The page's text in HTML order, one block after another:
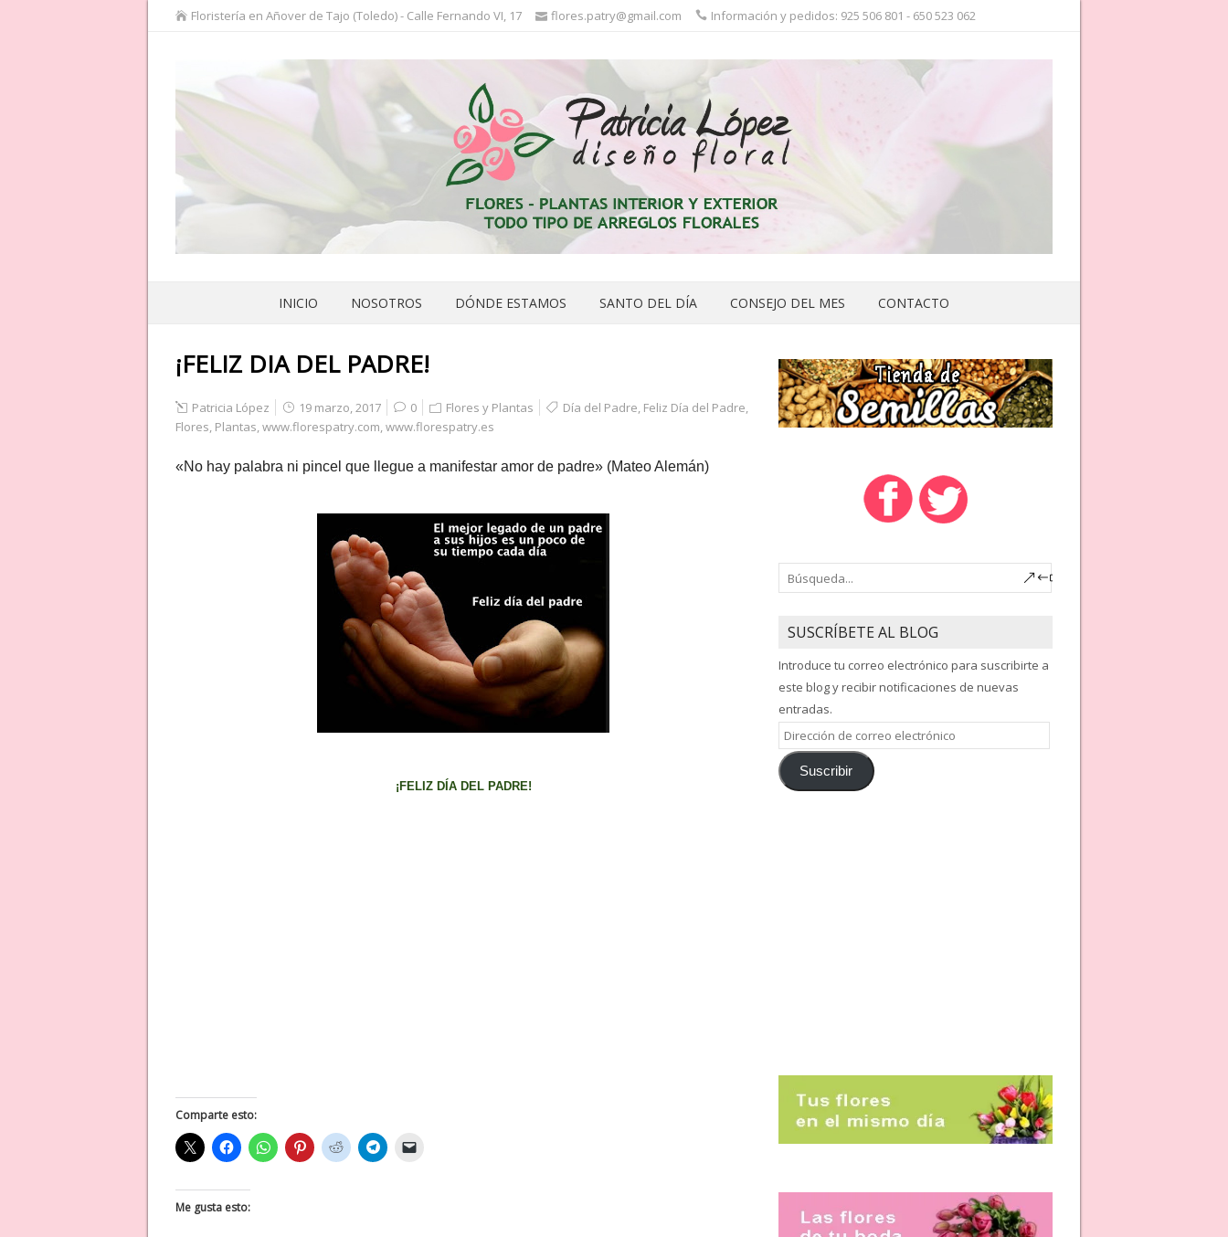
Floristería en Añover de Tajo (Toledo) - Calle Fernando VI, 17 flores.patry@gmail.com Información y pedidos: 925 506 801 - 650 523 062
INICIO NOSOTROS DÓNDE ESTAMOS SANTO DEL DÍA CONSEJO DEL MES CONTACTO
¡FELIZ DIA DEL PADRE!
Patricia López 19 marzo, 2017 0 Flores y Plantas Día del Padre, Feliz Día del Padre,
Flores, Plantas,www.florespatry.com,www.florespatry.es
«No hay palabra ni pincel que llegue a manifestar amor de padre» (Mateo Alemán)
¡FELIZ DÍA DEL PADRE!
Comparte esto:
Me gusta esto:
SUSCRÍBETE AL BLOG
Introduce tu correo electrónico para suscribirte a
este blog y recibir notificaciones de nuevas
entradas.
Dirección
de
correoSuscribir